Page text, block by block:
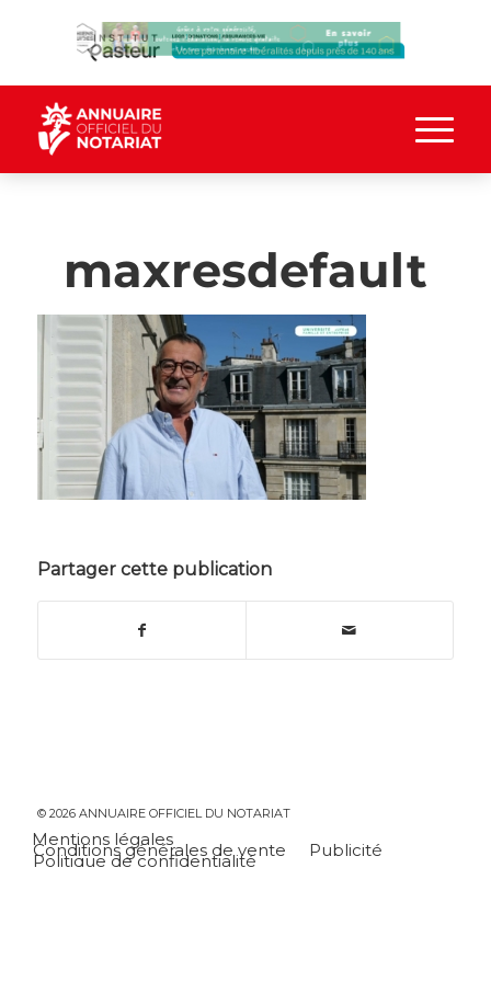
maxresdefault
Partager cette publication
© 2026 ANNUAIRE OFFICIEL DU NOTARIAT
Mentions légales
Conditions générales de vente Publicité
Politique de confidentialité